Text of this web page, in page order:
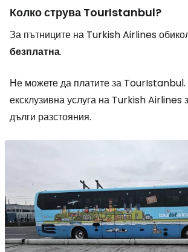
Колко струва TourIstanbul?
За пътниците на Turkish Airlines
безплатна.
Не можете да платите за TourIstanbul.
ексклузивна услуга на Turkish Airlines
дълги разстояния.